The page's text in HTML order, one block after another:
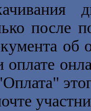
после
об
оплате